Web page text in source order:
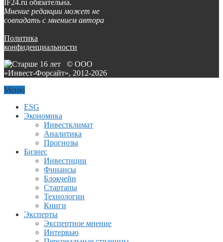
IF24.ru обязательна.
Мнение редакции может не
совпадать с мнением автора
Политика
конфиденциальности
© ООО
«Инвест-Форсайт», 2012-2026
Меню
ESG
Экономика
Инвестклимат
Аналитика
Прогнозы
Бизнес
Инвестиции
Финансы
Блокчейн
Стартапы
Технологии
Книги
Эксперты
Экспертное мнение
Интервью